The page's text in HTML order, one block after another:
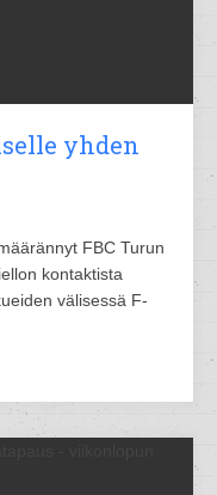
yhden
FBC Turun
kontaktista
välisessä F-